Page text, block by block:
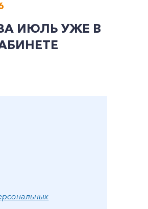
ИЮЛЬ УЖЕ В